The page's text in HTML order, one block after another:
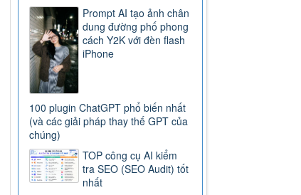
Prompt AI tạo ảnh chân
dung đường phố phong
cách Y2K với đèn flash
iPhone
100 plugin ChatGPT phổ biến nhất
(và các giải pháp thay thế GPT của
chúng)
TOP công cụ AI kiểm
tra SEO (SEO Audit) tốt
nhất